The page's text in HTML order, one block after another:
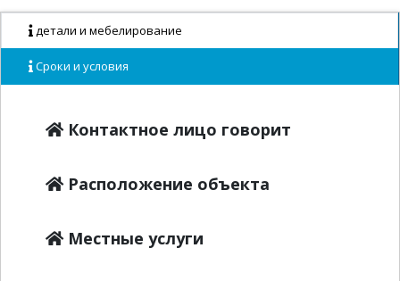
детали и мебелирование
Сроки и условия
Контактное лицо говорит
Расположение объекта
Местные услуги